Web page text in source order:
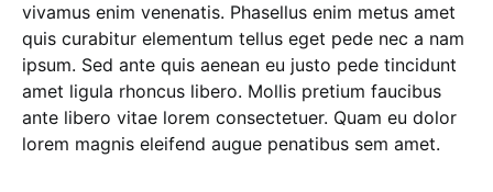
vivamus enim venenatis. Phasellus enim metus amet
quis curabitur elementum tellus eget pede nec a nam
ipsum. Sed ante quis aenean eu justo pede tincidunt
amet ligula rhoncus libero. Mollis pretium faucibus
ante libero vitae lorem consectetuer. Quam eu dolor
lorem magnis eleifend augue penatibus sem amet.